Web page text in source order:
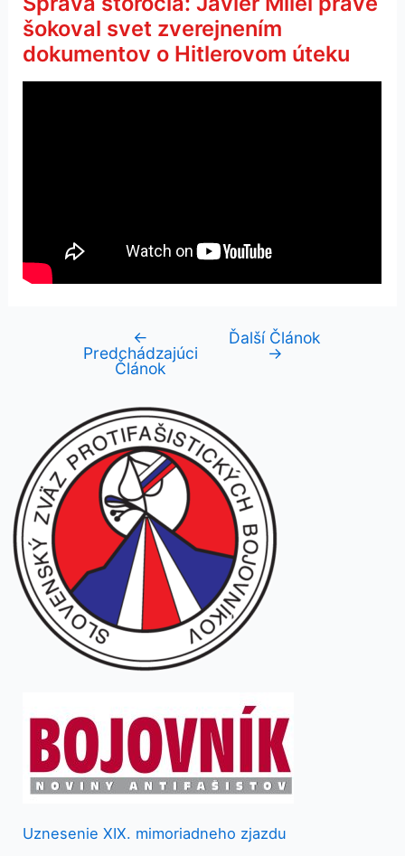
šokoval svet zverejnením
dokumentov o Hitlerovom úteku
←
Predchádzajúci
Článok
Ďalší Článok
→
Uznesenie XIX. mimoriadneho zjazdu